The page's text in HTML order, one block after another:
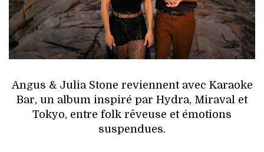
LIEUX TENDANCES
BEAUTÉ
MODE DE RUE
JEUNES CRÉATEURS
HISTOIRE DES MARQUES
Angus & Julia Stone reviennent avec Karaoke
Bar, un album inspiré par Hydra, Miraval et
Tokyo, entre folk rêveuse et émotions
suspendues.